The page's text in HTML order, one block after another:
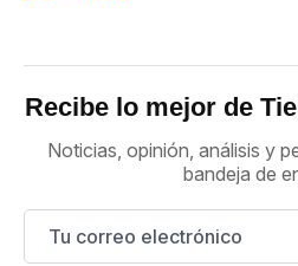
Recibe lo mejor de
Noticias, opinión, análisis y
bandeja de